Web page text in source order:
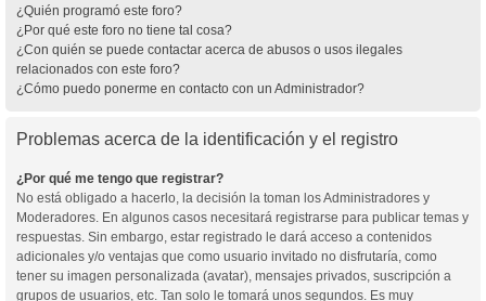
¿Quién programó este foro?
¿Por qué este foro no tiene tal cosa?
¿Con quién se puede contactar acerca de abusos o usos ilegales
relacionados con este foro?
¿Cómo puedo ponerme en contacto con un Administrador?
Problemas acerca de la identificación y el registro
¿Por qué me tengo que registrar?
No está obligado a hacerlo, la decisión la toman los Administradores y
Moderadores. En algunos casos necesitará registrarse para publicar temas y
respuestas. Sin embargo, estar registrado le dará acceso a contenidos
adicionales y/o ventajas que como usuario invitado no disfrutaría, como
tener su imagen personalizada (avatar), mensajes privados, suscripción a
grupos de usuarios, etc. Tan solo le tomará unos segundos. Es muy